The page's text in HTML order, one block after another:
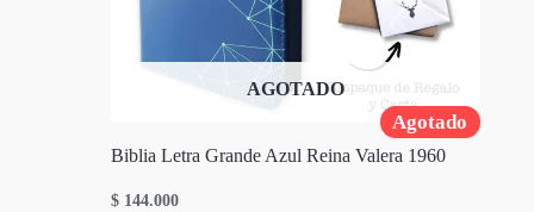
Agotado
AGOTADO
Biblia Letra Grande Azul Reina Valera 1960
$ 144.000